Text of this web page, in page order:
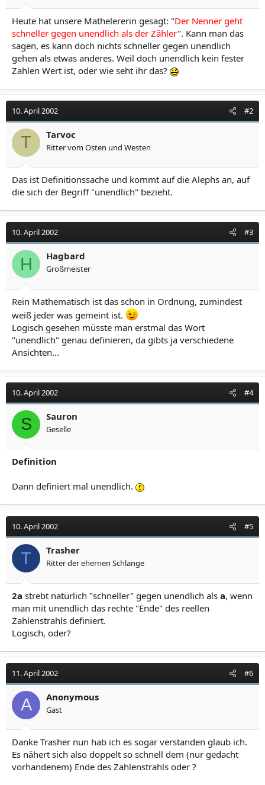
Heute hat unsere Mathelererin gesagt: "Der Nenner geht
schneller gegen unendlich als der Zähler". Kann man das
sagen, es kann doch nichts schneller gegen unendlich
gehen als etwas anderes. Weil doch unendlich kein fester
Zahlen Wert ist, oder wie seht ihr das?
10. April 2002 #2
T Tarvoc
Ritter vom Osten und Westen
Das ist Definitionssache und kommt auf die Alephs an, auf
die sich der Begriff "unendlich" bezieht.
10. April 2002 #3
H Hagbard
Großmeister
Rein Mathematisch ist das schon in Ordnung, zumindest
weiß jeder was gemeint ist.
Logisch gesehen müsste man erstmal das Wort
"unendlich" genau definieren, da gibts ja verschiedene
Ansichten...
10. April 2002 #4
S Sauron
Geselle
Definition
Dann definiert mal unendlich.
10. April 2002 #5
T Trasher
Ritter der ehernen Schlange
2a strebt natürlich "schneller" gegen unendlich als a, wenn
man mit unendlich das rechte "Ende" des reellen
Zahlenstrahls definiert.
Logisch, oder?
11. April 2002 #6
A Anonymous
Gast
Danke Trasher nun hab ich es sogar verstanden glaub ich.
Es nähert sich also doppelt so schnell dem (nur gedacht
vorhandenem) Ende des Zahlenstrahls oder ?